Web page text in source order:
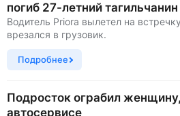
погиб 27-летний
Водитель Priora вылетел на
врезался в грузовик.
Подробнее
Подросток ограбил
автосервисе